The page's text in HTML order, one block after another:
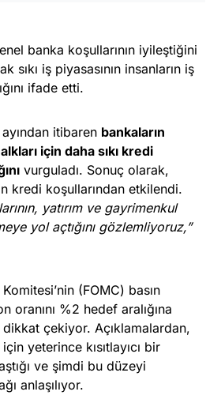
banka koşullarının iyileştiğini
sıkı iş piyasasının insanların iş
ifade etti.
itibaren bankaların
için daha sıkı kredi
vurguladı. Sonuç olarak,
kredi koşullarından etkilendi.
yatırım ve gayrimenkul
yol açtığını gözlemliyoruz,”
(FOMC) basın
oranını %2 hedef aralığına
çekiyor. Açıklamalardan,
yeterince kısıtlayıcı bir
ve şimdi bu düzeyi
anlaşılıyor.